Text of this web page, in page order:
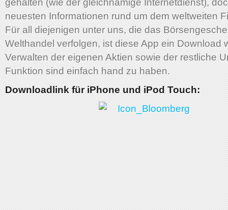
gehalten (wie der gleichnamige Internetdienst),
neuesten Informationen rund um dem weltweiten
Für all diejenigen unter uns, die das
Welthandel verfolgen, ist diese App ein Download
Verwalten der eigenen Aktien sowie der restliche
Funktion sind einfach hand zu haben.
Downloadlink für iPhone und iPod Touch: